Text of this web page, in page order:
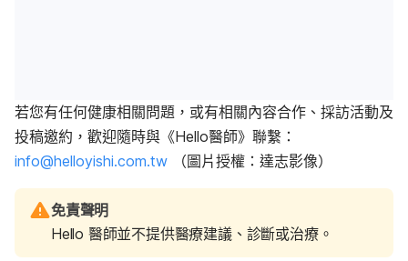
若您有任何健康相關問題，或有相關內容合作、採訪活動及
投稿邀約，歡迎隨時與《Hello醫師》聯繫：
info@helloyishi.com.tw （圖片授權：達志影像）
免責聲明
Hello 醫師並不提供醫療建議、診斷或治療。